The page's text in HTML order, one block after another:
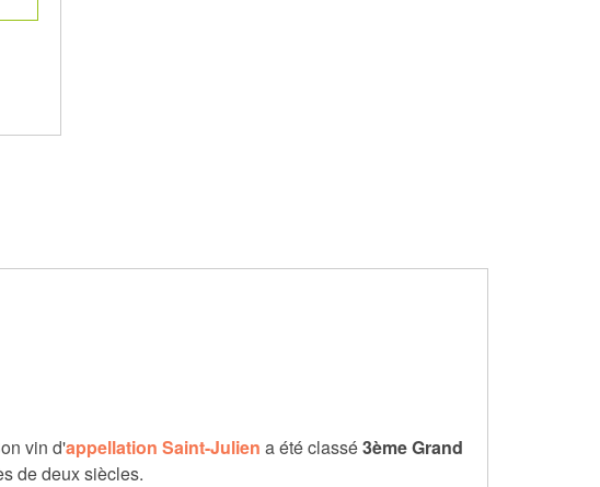
vin d'appellation Saint-Julien a été classé3ème Grand
de deux siècles.